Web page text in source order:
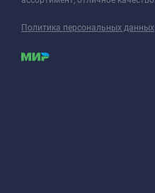
Политика персональных данных